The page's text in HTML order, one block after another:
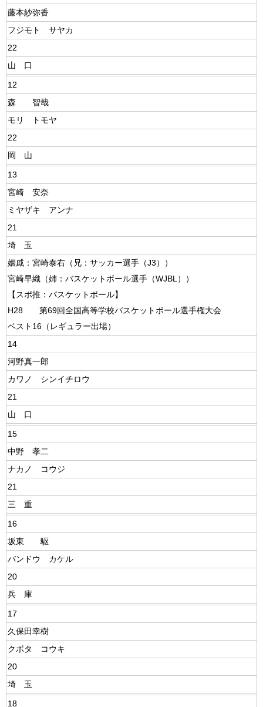
藤本紗弥香
フジモト サヤカ
22
山 口
12
森 智哉
モリ トモヤ
22
岡 山
13
宮崎 安奈
ミヤザキ アンナ
21
埼 玉
姻戚：宮崎泰右（兄：サッカー選手（J3））
宮崎早織（姉：バスケットボール選手（WJBL））
【スポ推：バスケットボール】
H28 第69回全国高等学校バスケットボール選手権大会
ベスト16（レギュラー出場）
14
河野真一郎
カワノ シンイチロウ
21
山 口
15
中野 孝二
ナカノ コウジ
21
三 重
16
坂東 駆
バンドウ カケル
20
兵 庫
17
久保田幸樹
クボタ コウキ
20
埼 玉
18